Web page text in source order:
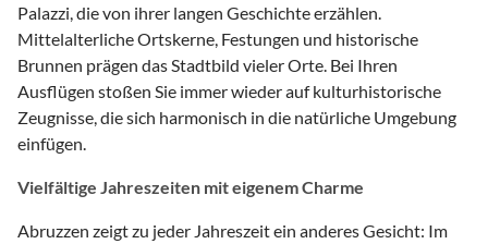
Palazzi, die von ihrer langen Geschichte erzählen.
Mittelalterliche Ortskerne, Festungen und historische
Brunnen prägen das Stadtbild vieler Orte. Bei Ihren
Ausflügen stoßen Sie immer wieder auf kulturhistorische
Zeugnisse, die sich harmonisch in die natürliche Umgebung
einfügen.
Vielfältige Jahreszeiten mit eigenem Charme
Abruzzen zeigt zu jeder Jahreszeit ein anderes Gesicht: Im